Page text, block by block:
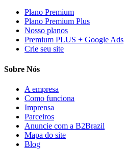
Plano Premium
Plano Premium Plus
Nosso planos
Premium PLUS + Google Ads
Crie seu site
Sobre Nós
A empresa
Como funciona
Imprensa
Parceiros
Anuncie com a B2Brazil
Mapa do site
Blog